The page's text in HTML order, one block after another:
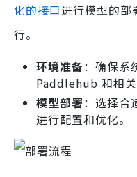
化的接口进行模型的部
行。
环境准备：确保系
Paddlehub 和相关
模型部署：选择合
进行配置和优化。